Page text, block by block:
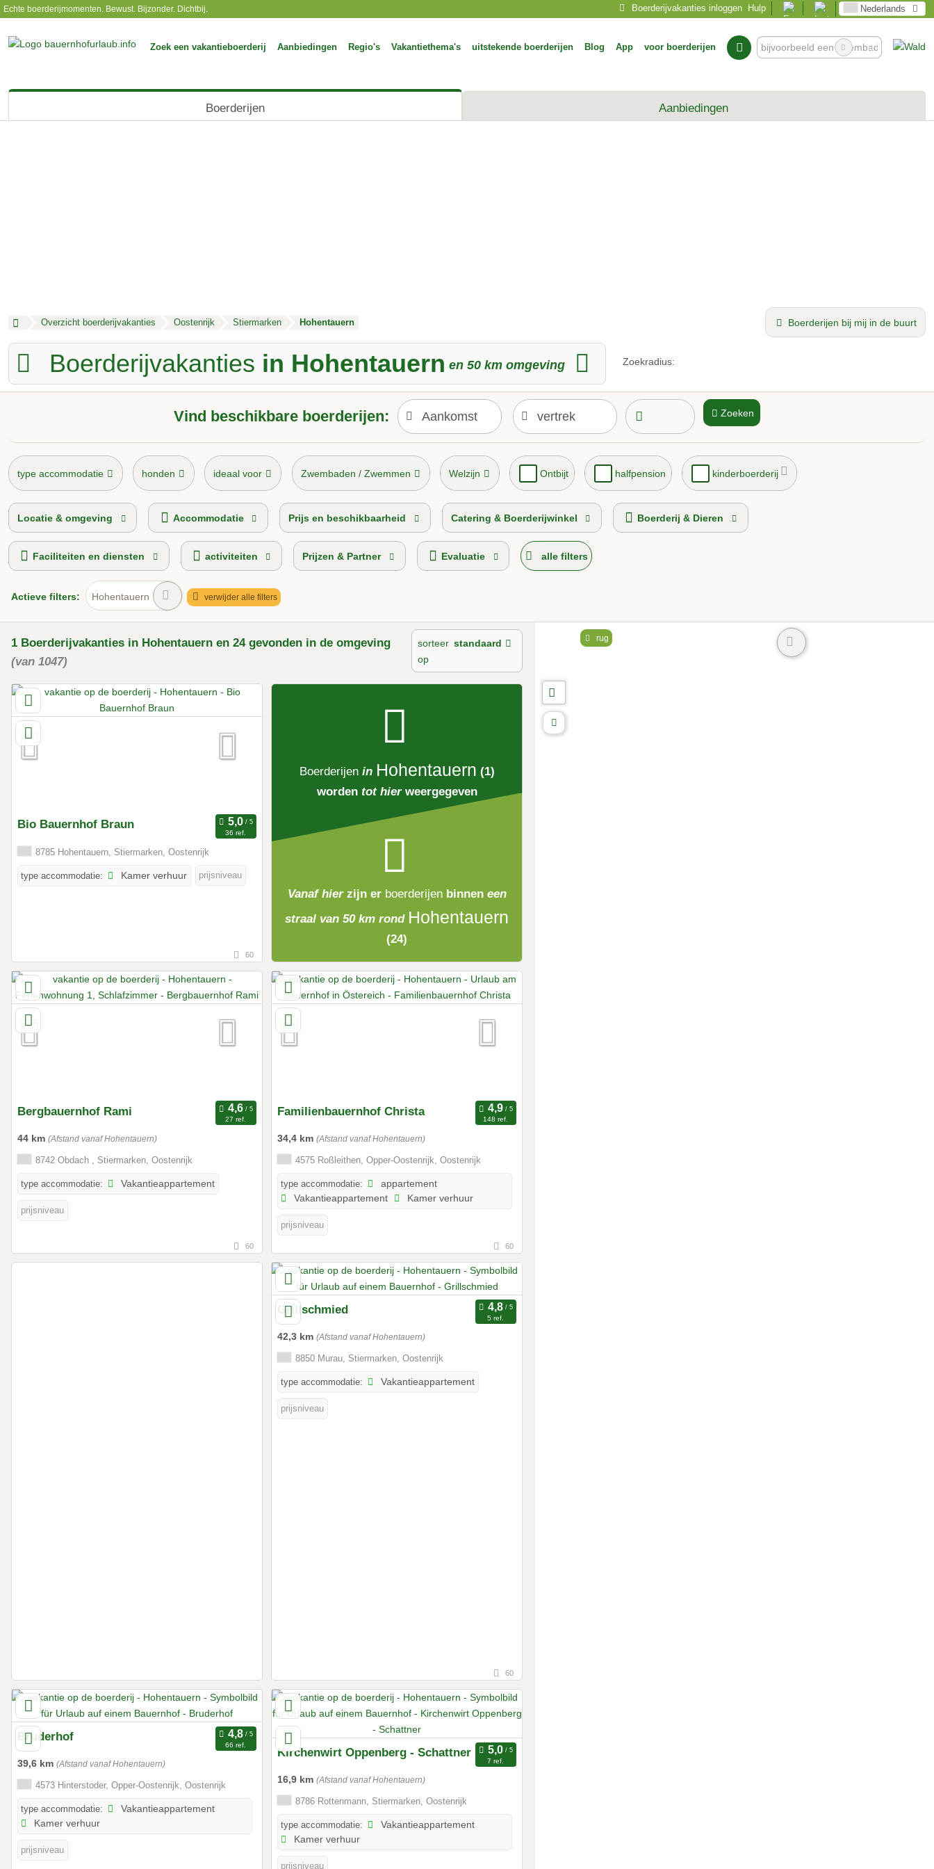
Echte boerderijmomenten. Bewust. Bijzonder. Dichtbij. Boerderijvakanties inloggen Hulp Nederlands
Zoek een vakantieboerderij Aanbiedingen Regio's Vakantiethema's uitstekende boerderijen Blog App voor boerderijen
Boerderijen Aanbiedingen
Overzicht boerderijvakanties Oostenrijk Stiermarken Hohentauern Boerderijen bij mij in de buurt
Boerderijvakanties in Hohentauern en 50 km omgeving Zoekradius:
Vind beschikbare boerderijen: Zoeken
type accommodatie honden ideaal voor Zwembaden / Zwemmen Welzijn Ontbijt halfpension kinderboerderij
Kamperen op de boerderij prijsniveau Topboerderij 2026 Vakantie op de Alm
Locatie & omgeving Accommodatie Prijs en beschikbaarheid Catering & Boerderijwinkel Boerderij & Dieren
Faciliteiten en diensten activiteiten Prijzen & Partner Evaluatie alle filters
Actieve filters: Hohentauern verwijder alle filters
1 Boerderijvakanties in Hohentauern en 24 gevonden in de omgeving
(van 1047)
sorteer
op
standaard
Bio Bauernhof Braun
36 ref.
8785 Hohentauern, Stiermarken, Oostenrijk
type accommodatie: Kamer verhuur prijsniveau
60
Boerderijen in Hohentauern (1)
worden tot hierweergegeven
Vanaf hierzijn er boerderijenbinnen een
straal van 50 km rond Hohentauern
(24)
Bergbauernhof Rami
27 ref.
44 km (Afstand vanaf Hohentauern)
8742 Obdach , Stiermarken, Oostenrijk
type accommodatie: Vakantieappartement
prijsniveau
60
Familienbauernhof Christa
148 ref.
34,4 km (Afstand vanaf Hohentauern)
4575 Roßleithen, Opper-Oostenrijk, Oostenrijk
type accommodatie:
appartement
Vakantieappartement
Kamer verhuur
prijsniveau
60
Grillschmied
5 ref.
42,3 km (Afstand vanaf Hohentauern)
8850 Murau, Stiermarken, Oostenrijk
type accommodatie: Vakantieappartement
prijsniveau
60
Bruderhof
66 ref.
39,6 km (Afstand vanaf Hohentauern)
4573 Hinterstoder, Opper-Oostenrijk, Oostenrijk
type accommodatie:
Vakantieappartement
Kamer verhuur
prijsniveau
Kirchenwirt Oppenberg - Schattner
7 ref.
16,9 km (Afstand vanaf Hohentauern)
8786 Rottenmann, Stiermarken, Oostenrijk
type accommodatie:
Vakantieappartement
Kamer verhuur
prijsniveau
rug